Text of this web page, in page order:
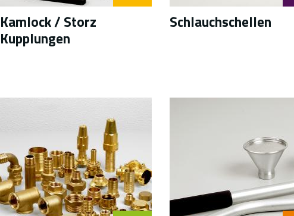
Kamlock / Storz
Kupplungen
Schlauchschellen